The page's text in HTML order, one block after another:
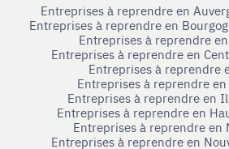
Entreprises à reprendre en
Entreprises à reprendre en
Entreprises à reprendre
Entreprises à reprendre en
Entreprises à reprendre
Entreprises à reprendre
Entreprises à reprendre en
Entreprises à reprendre en
Entreprises à reprendre en
Entreprises à reprendre en